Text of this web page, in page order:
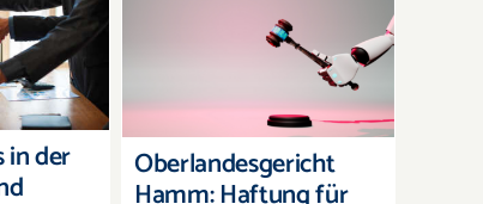
in der
und
in der
Oberlandesgericht
Hamm: Haftung für
Aussagen eines KI-
Chatbots
Oberlandesgericht
Hamm: Haftung für